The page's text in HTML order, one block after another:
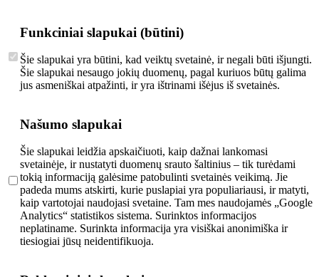
Funkciniai slapukai (būtini)
Šie slapukai yra būtini, kad veiktų svetainė, ir negali būti išjungti.
Šie slapukai nesaugo jokių duomenų, pagal kuriuos būtų galima
jus asmeniškai atpažinti, ir yra ištrinami išėjus iš svetainės.
Našumo slapukai
Šie slapukai leidžia apskaičiuoti, kaip dažnai lankomasi
svetainėje, ir nustatyti duomenų srauto šaltinius – tik turėdami
tokią informaciją galėsime patobulinti svetainės veikimą. Jie
padeda mums atskirti, kurie puslapiai yra populiariausi, ir matyti,
kaip vartotojai naudojasi svetaine. Tam mes naudojamės „Google
Analytics“ statistikos sistema. Surinktos informacijos
neplatiname. Surinkta informacija yra visiškai anonimiška ir
tiesiogiai jūsų neidentifikuoja.